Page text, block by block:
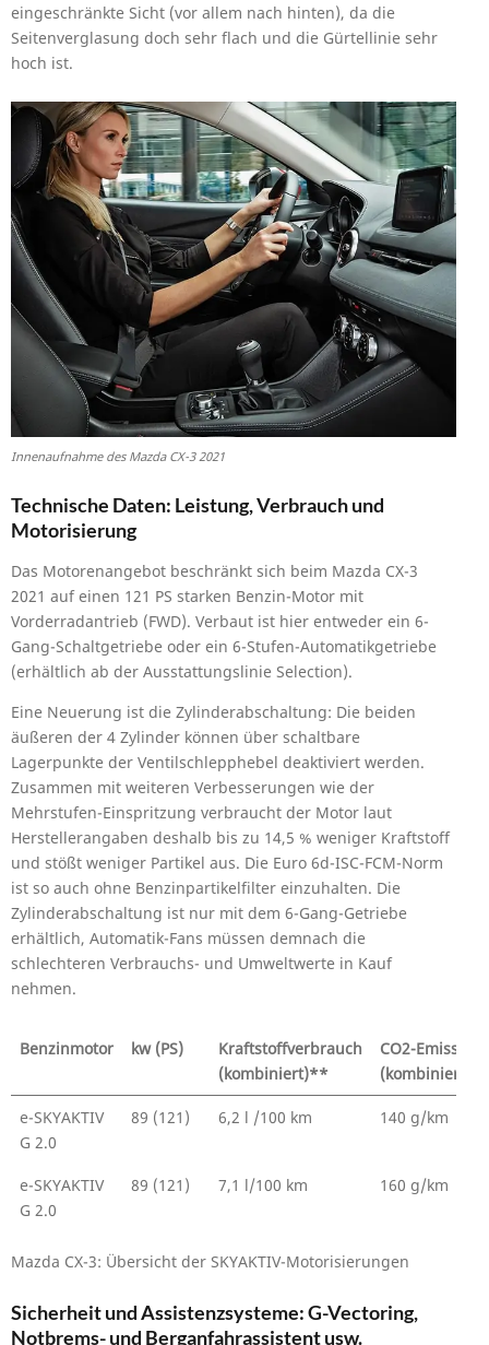
eingeschränkte Sicht (vor allem nach hinten), da die
Seitenverglasung doch sehr flach und die Gürtellinie sehr
hoch ist.
Innenaufnahme des Mazda CX-3 2021
Technische Daten: Leistung, Verbrauch und
Motorisierung
Das Motorenangebot beschränkt sich beim Mazda CX-3
2021 auf einen 121 PS starken Benzin-Motor mit
Vorderradantrieb (FWD). Verbaut ist hier entweder ein 6-
Gang-Schaltgetriebe oder ein 6-Stufen-Automatikgetriebe
(erhältlich ab der Ausstattungslinie Selection).
Eine Neuerung ist die Zylinderabschaltung: Die beiden
äußeren der 4 Zylinder können über schaltbare
Lagerpunkte der Ventilschlepphebel deaktiviert werden.
Zusammen mit weiteren Verbesserungen wie der
Mehrstufen-Einspritzung verbraucht der Motor laut
Herstellerangaben deshalb bis zu 14,5 % weniger Kraftstoff
und stößt weniger Partikel aus. Die Euro 6d-ISC-FCM-Norm
ist so auch ohne Benzinpartikelfilter einzuhalten. Die
Zylinderabschaltung ist nur mit dem 6-Gang-Getriebe
erhältlich, Automatik-Fans müssen demnach die
schlechteren Verbrauchs- und Umweltwerte in Kauf
nehmen.
Benzinmotor kw (PS)
Kraftstoffverbrauch
(kombiniert)**
CO2-Emission
(kombiniert)**
e-SKYAKTIV
G 2.0
89 (121) 6,2 l /100 km 140 g/km
e-SKYAKTIV
G 2.0
89 (121) 7,1 l/100 km 160 g/km
Mazda CX-3: Übersicht der SKYAKTIV-Motorisierungen
Sicherheit und Assistenzsysteme: G-Vectoring,
Notbrems- und Berganfahrassistent usw.